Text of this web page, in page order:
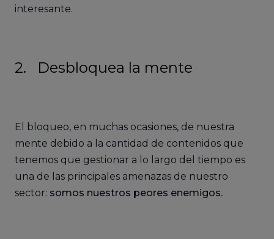
interesante.
2. Desbloquea la mente
El bloqueo, en muchas ocasiones, de nuestra
mente debido a la cantidad de contenidos que
tenemos que gestionar a lo largo del tiempo es
una de las principales amenazas de nuestro
sector: somos nuestros peores enemigos.